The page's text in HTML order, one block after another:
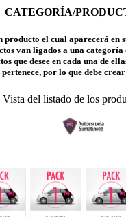
CATEGORÍA/
producto el cual aparecerá en
van ligados a una categoría
que desee en cada una de
por lo que debe
Vista del listado de los